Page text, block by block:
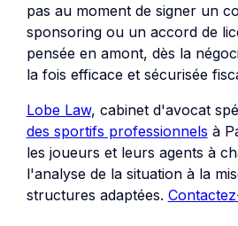
pas au moment de signer un
sponsoring ou un accord de
pensée en amont, dès la
la fois efficace et sécurisée
Lobe Law, cabinet d'avocat
des sportifs professionnels à
les joueurs et leurs agents à
l'analyse de la situation à la
structures adaptées.